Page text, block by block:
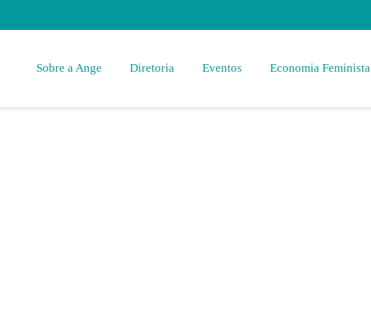
Sobre a Ange Diretoria Eventos Economia Feminista